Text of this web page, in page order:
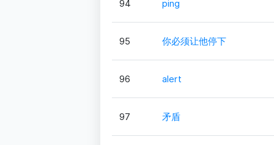
94 ping
95 你必须让他停下
96 alert
97 矛盾